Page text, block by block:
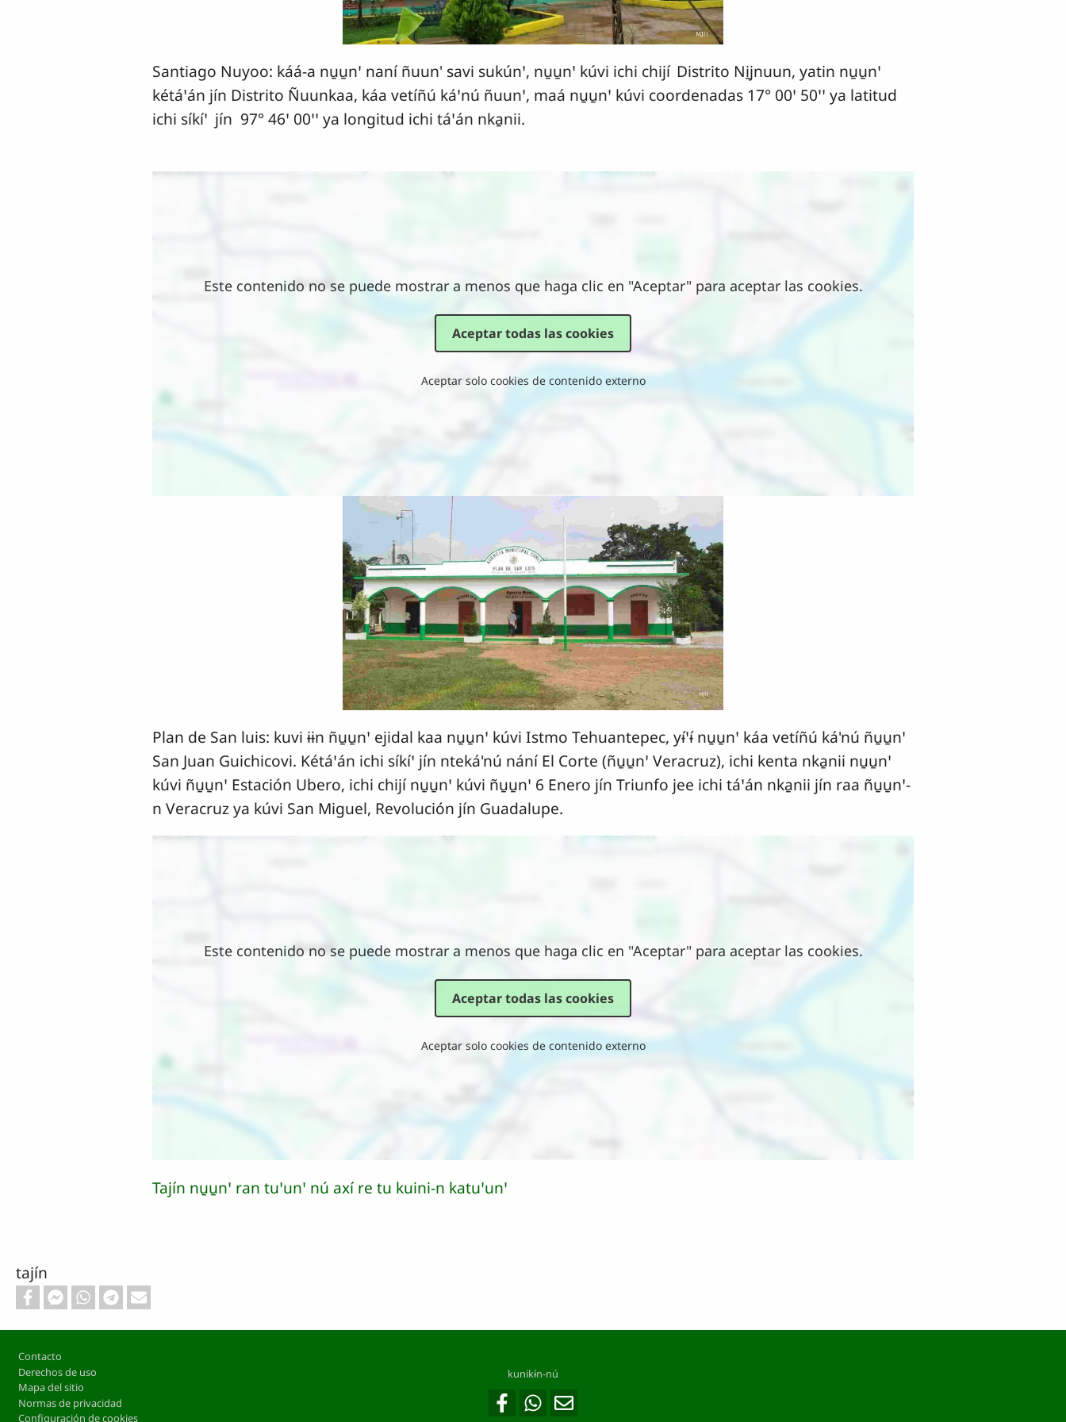
Santiago Nuyoo: káá-a nu̱u̱nꞌ naní ñuun' savi sukúnꞌ, nu̱u̱nꞌ kúvi ichi chijí Distrito Ni̱jnuun, yatin nu̱u̱nꞌ
kétáꞌán jín Distrito Ñuunkaa, káa vetíñú káꞌnú ñuunꞌ, maá nu̱u̱nꞌ kúvi coordenadas 17° 00ꞌ 50ꞌꞌ ya latitud
ichi síkíꞌ jín 97° 46ꞌ 00ꞌꞌ ya longitud ichi táꞌán nka̱nii.
Este contenido no se puede mostrar a menos que haga clic en "Aceptar" para aceptar las cookies.
Aceptar todas las cookies
Aceptar solo cookies de contenido externo
Plan de San luis: kuvi ɨɨn ñu̱u̱nꞌ ejidal kaa nu̱u̱nꞌ kúvi Istmo Tehuantepec, yɨ́ꞌɨ́ nu̱u̱nꞌ káa vetíñú ká'nú ñu̱u̱nꞌ
San Juan Guichicovi. Kétáꞌán ichi síkíꞌ jín nteká'nú nání El Corte (ñu̱u̱nꞌ Veracruz), ichi kenta nka̱nii nu̱u̱nꞌ
kúvi ñu̱u̱nꞌ Estación Ubero, ichi chijí nu̱u̱nꞌ kúvi ñu̱u̱nꞌ 6 Enero jín Triunfo jee ichi táꞌán nka̱nii jín raa ñu̱u̱nꞌ-
n Veracruz ya kúvi San Miguel, Revolución jín Guadalupe.
Este contenido no se puede mostrar a menos que haga clic en "Aceptar" para aceptar las cookies.
Aceptar todas las cookies
Aceptar solo cookies de contenido externo
Tajín nu̱u̱nꞌ ran tuꞌunꞌ nú axí re tu kuini-n katuꞌunꞌ
tajín
Footer
Contacto
Derechos de uso
Mapa del sitio
Normas de privacidad
Configuración de cookies
kunikɨ́n-nú